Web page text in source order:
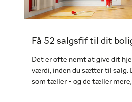
Få 52 salgsfif til dit
Det er ofte nemt at give dit
værdi, inden du sætter til salg.
som tæller - og de tæller mere,